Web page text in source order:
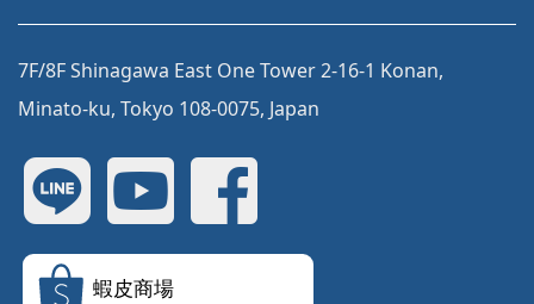
7F/8F Shinagawa East One Tower 2-16-1 Konan,
Minato-ku, Tokyo 108-0075, Japan
蝦皮商場